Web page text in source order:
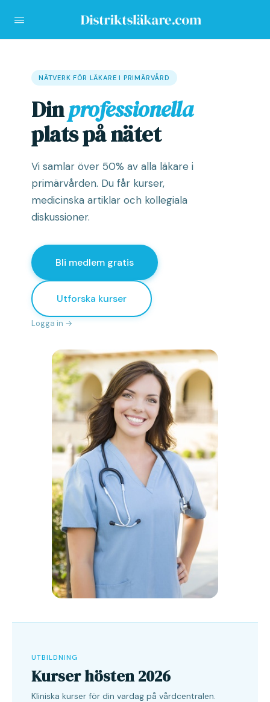
NÄTVERK FÖR LÄKARE I PRIMÄRVÅRD
Dinprofessionella
plats på nätet
Vi samlar över 50% av alla läkare i
primärvården. Du får kurser,
medicinska artiklar och kollegiala
diskussioner.
Bli medlem gratis
Utforska kurser
Logga in →
UTBILDNING
Kurser hösten 2026
Kliniska kurser för din vardag på vårdcentralen.